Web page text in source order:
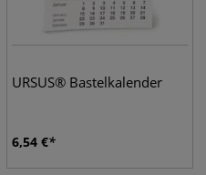
URSUS® Bastelkalender
6,54 €